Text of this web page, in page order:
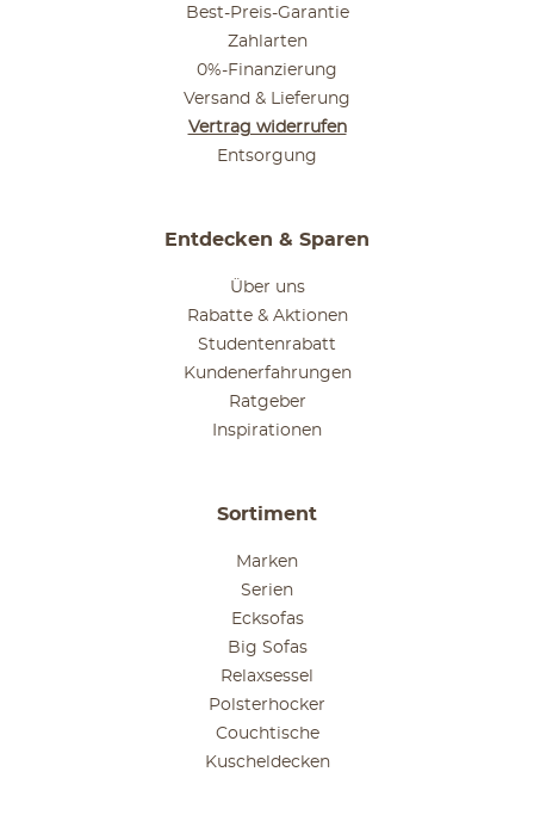
Best-Preis-Garantie
Zahlarten
0%-Finanzierung
Versand & Lieferung
Vertrag widerrufen
Entsorgung
Entdecken & Sparen
Über uns
Rabatte & Aktionen
Studentenrabatt
Kundenerfahrungen
Ratgeber
Inspirationen
Sortiment
Marken
Serien
Ecksofas
Big Sofas
Relaxsessel
Polsterhocker
Couchtische
Kuscheldecken